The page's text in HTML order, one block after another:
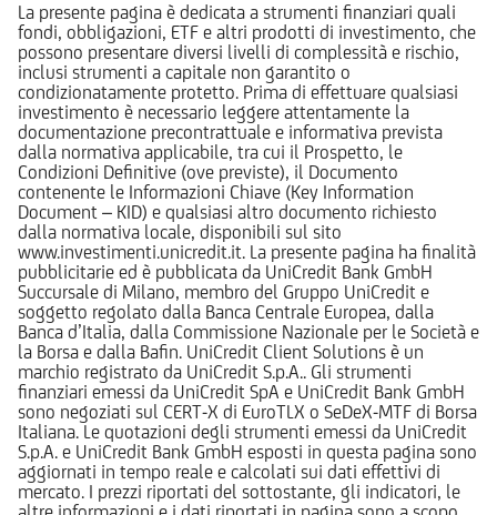
La presente pagina è dedicata a strumenti finanziari quali
fondi, obbligazioni, ETF e altri prodotti di investimento, che
possono presentare diversi livelli di complessità e rischio,
inclusi strumenti a capitale non garantito o
condizionatamente protetto. Prima di effettuare qualsiasi
investimento è necessario leggere attentamente la
documentazione precontrattuale e informativa prevista
dalla normativa applicabile, tra cui il Prospetto, le
Condizioni Definitive (ove previste), il Documento
contenente le Informazioni Chiave (Key Information
Document – KID) e qualsiasi altro documento richiesto
dalla normativa locale, disponibili sul sito
www.investimenti.unicredit.it. La presente pagina ha finalità
pubblicitarie ed è pubblicata da UniCredit Bank GmbH
Succursale di Milano, membro del Gruppo UniCredit e
soggetto regolato dalla Banca Centrale Europea, dalla
Banca d’Italia, dalla Commissione Nazionale per le Società e
la Borsa e dalla Bafin. UniCredit Client Solutions è un
marchio registrato da UniCredit S.p.A.. Gli strumenti
finanziari emessi da UniCredit SpA e UniCredit Bank GmbH
sono negoziati sul CERT-X di EuroTLX o SeDeX-MTF di Borsa
Italiana. Le quotazioni degli strumenti emessi da UniCredit
S.p.A. e UniCredit Bank GmbH esposti in questa pagina sono
aggiornati in tempo reale e calcolati sui dati effettivi di
mercato. I prezzi riportati del sottostante, gli indicatori, le